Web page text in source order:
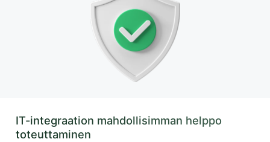
IT-integraation mahdollisimman helppo
toteuttaminen